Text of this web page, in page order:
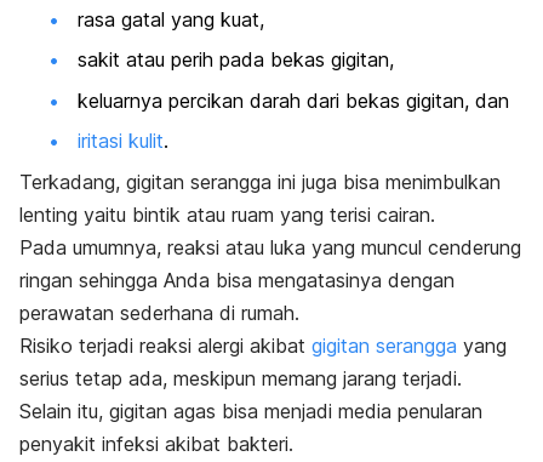
rasa gatal yang kuat,
sakit atau perih pada bekas gigitan,
keluarnya percikan darah dari bekas gigitan, dan
iritasi kulit.
Terkadang, gigitan serangga ini juga bisa menimbulkan
lenting yaitu bintik atau ruam yang terisi cairan.
Pada umumnya, reaksi atau luka yang muncul cenderung
ringan sehingga Anda bisa mengatasinya dengan
perawatan sederhana di rumah.
Risiko terjadi reaksi alergi akibat gigitan serangga yang
serius tetap ada, meskipun memang jarang terjadi.
Selain itu, gigitan agas bisa menjadi media penularan
penyakit infeksi akibat bakteri.